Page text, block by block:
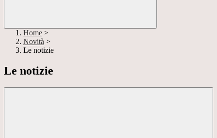
Home >
Novità >
Le notizie
Le notizie